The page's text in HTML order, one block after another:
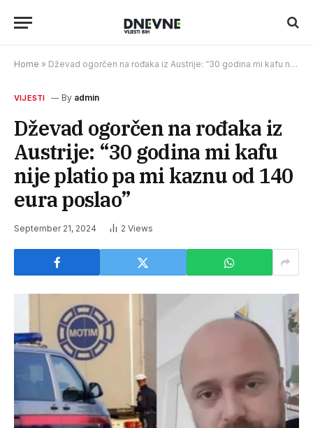
Home » Dževad ogorčen na rođaka iz Austrije: “30 godina mi kafu nije platio pa mi kaznu od 140 eura poslao”
VIJESTI By admin
Dževad ogorčen na rođaka iz
Austrije: “30 godina mi kafu
nije platio pa mi kaznu od 140
eura poslao”
September 21, 2024 2 Views